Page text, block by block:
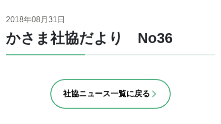
2018年08月31日
かさま社協だより No36
社協ニュース一覧に戻る